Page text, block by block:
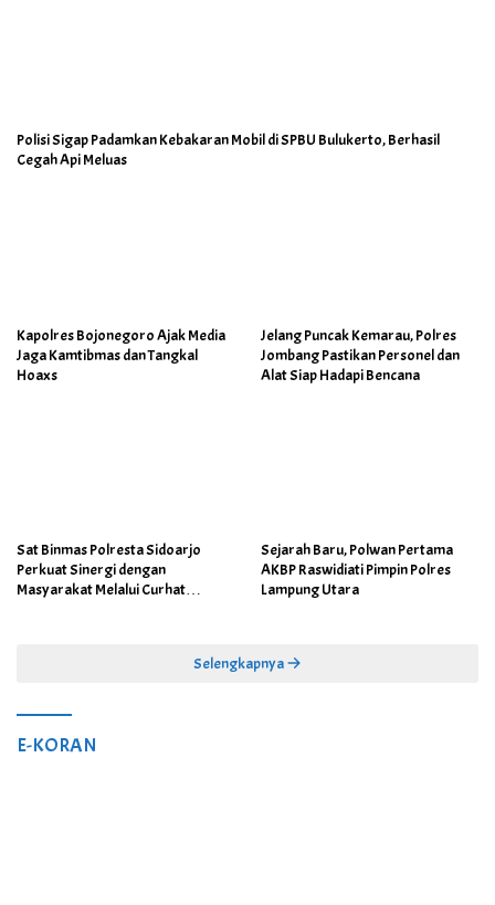
Polisi Sigap Padamkan Kebakaran Mobil di SPBU Bulukerto, Berhasil
Cegah Api Meluas
Kapolres Bojonegoro Ajak Media
Jaga Kamtibmas dan Tangkal
Hoaxs
Jelang Puncak Kemarau, Polres
Jombang Pastikan Personel dan
Alat Siap Hadapi Bencana
Sat Binmas Polresta Sidoarjo
Perkuat Sinergi dengan
Masyarakat Melalui Curhat
Sejarah Baru, Polwan Pertama
AKBP Raswidiati Pimpin Polres
Lampung Utara
Selengkapnya
E-KORAN